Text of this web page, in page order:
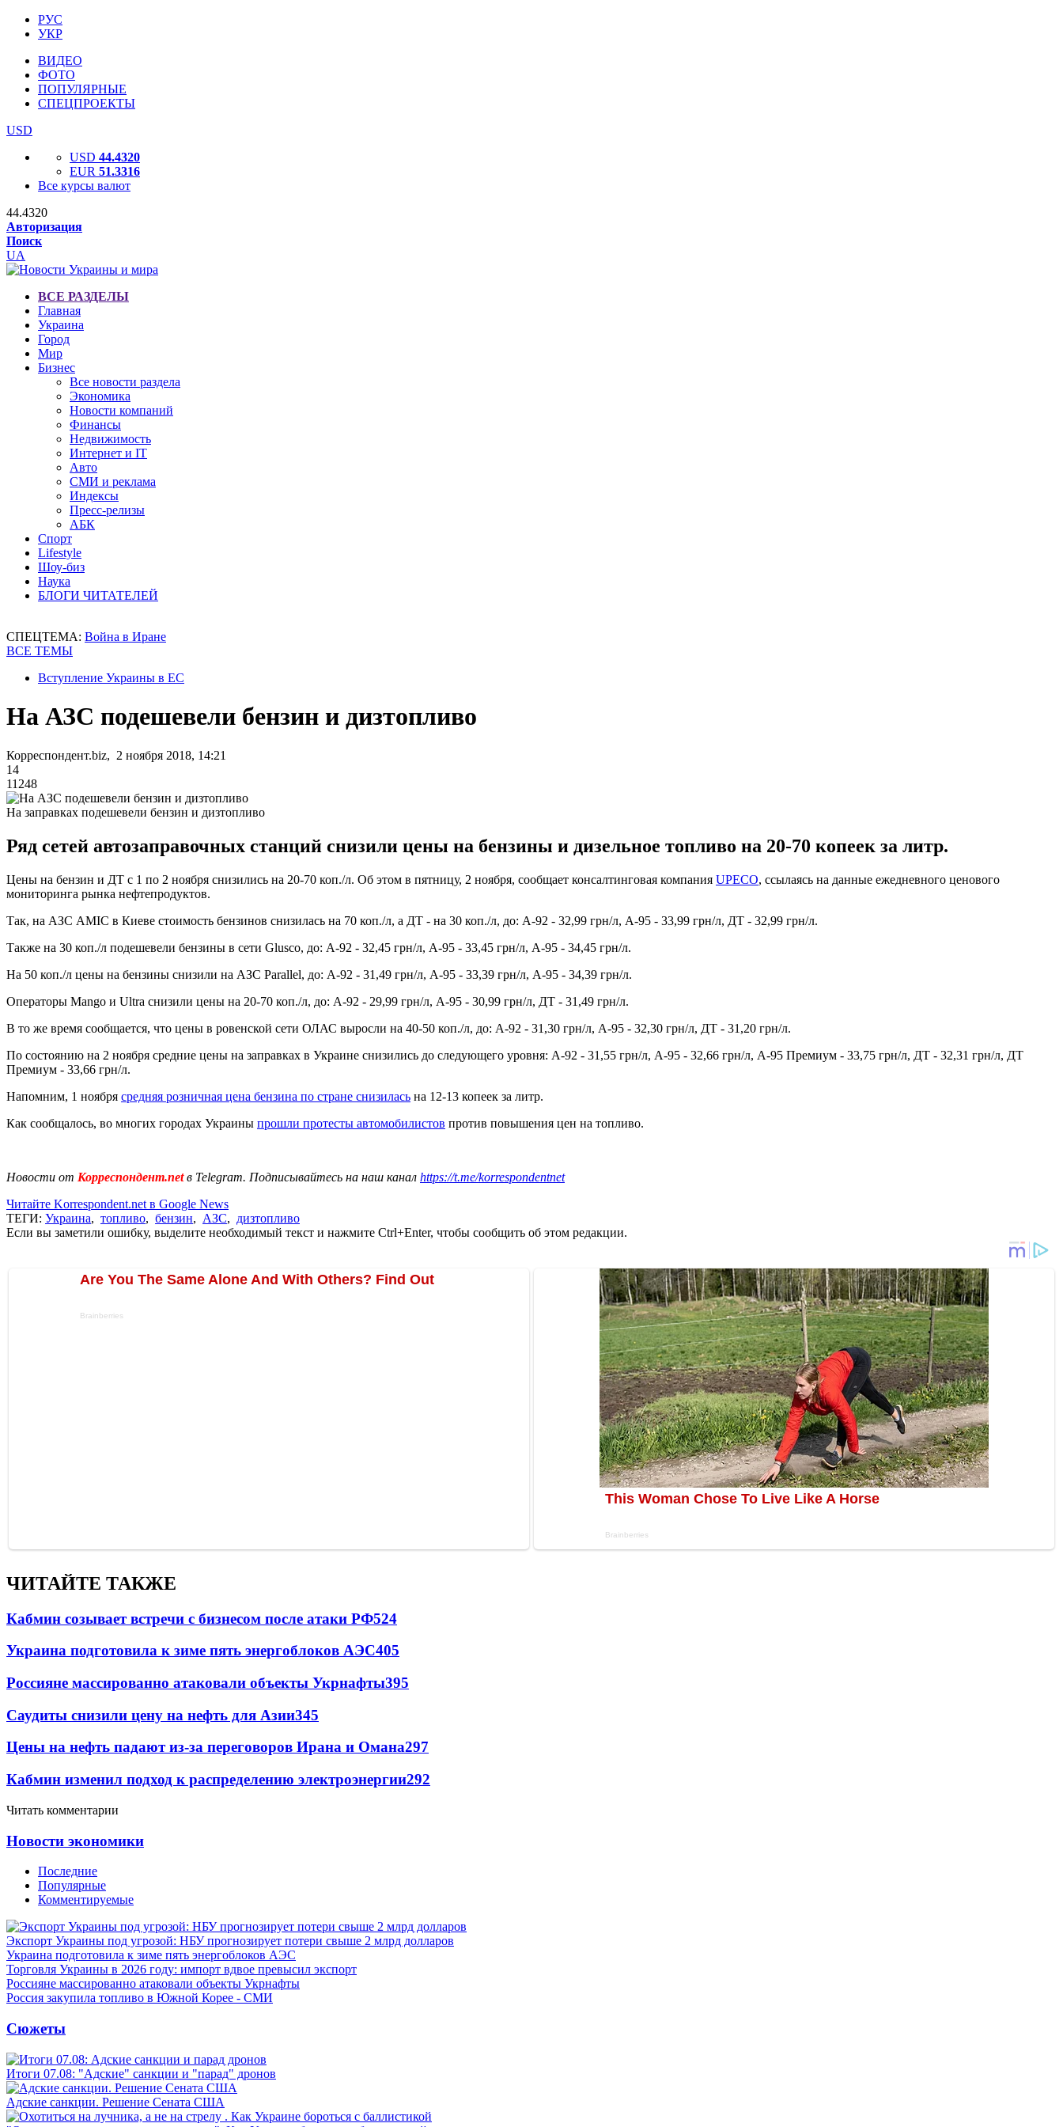
РУС
УКР
ВИДЕО
ФОТО
ПОПУЛЯРНЫЕ
СПЕЦПРОЕКТЫ
USD
USD 44.4320
EUR 51.3316
Все курсы валют
44.4320
Авторизация
Поиск
UA
ВСЕ РАЗДЕЛЫ
Главная
Украина
Город
Мир
Бизнес
Все новости раздела
Экономика
Новости компаний
Финансы
Недвижимость
Интернет и IT
Авто
СМИ и реклама
Индексы
Пресс-релизы
АБК
Спорт
Lifestyle
Шоу-биз
Наука
БЛОГИ ЧИТАТЕЛЕЙ
СПЕЦТЕМА: Война в Иране
ВСЕ ТЕМЫ
Вступление Украины в ЕС
На АЗС подешевели бензин и дизтопливо
Корреспондент.biz, 2 ноября 2018, 14:21
14
11248
На заправках подешевели бензин и дизтопливо
Ряд сетей автозаправочных станций снизили цены на бензины и дизельное топливо на 20-70 копеек за литр.
Цены на бензин и ДТ с 1 по 2 ноября снизились на 20-70 коп./л. Об этом в пятницу, 2 ноября, сообщает консалтинговая компания UPECO, ссылаясь на данные ежедневного ценового
мониторинга рынка нефтепродуктов.
Так, на АЗС AMIC в Киеве стоимость бензинов снизилась на 70 коп./л, а ДТ - на 30 коп./л, до: А-92 - 32,99 грн/л, А-95 - 33,99 грн/л, ДТ - 32,99 грн/л.
Также на 30 коп./л подешевели бензины в сети Glusco, до: А-92 - 32,45 грн/л, А-95 - 33,45 грн/л, А-95 - 34,45 грн/л.
На 50 коп./л цены на бензины снизили на АЗС Parallel, до: А-92 - 31,49 грн/л, А-95 - 33,39 грн/л, А-95 - 34,39 грн/л.
Операторы Mango и Ultra снизили цены на 20-70 коп./л, до: А-92 - 29,99 грн/л, А-95 - 30,99 грн/л, ДТ - 31,49 грн/л.
В то же время сообщается, что цены в ровенской сети ОЛАС выросли на 40-50 коп./л, до: А-92 - 31,30 грн/л, А-95 - 32,30 грн/л, ДТ - 31,20 грн/л.
По состоянию на 2 ноября средние цены на заправках в Украине снизились до следующего уровня: А-92 - 31,55 грн/л, А-95 - 32,66 грн/л, А-95 Премиум - 33,75 грн/л, ДТ - 32,31 грн/л, ДТ
Премиум - 33,66 грн/л.
Напомним, 1 ноября средняя розничная цена бензина по стране снизилась на 12-13 копеек за литр.
Как сообщалось, во многих городах Украины прошли протесты автомобилистов против повышения цен на топливо.
Новости от Корреспондент.netв Telegram. Подписывайтесь на наш канал https://t.me/korrespondentnet
Читайте Korrespondent.net в Google News
ТЕГИ: Украина, топливо, бензин, АЗС, дизтопливо
Если вы заметили ошибку, выделите необходимый текст и нажмите Ctrl+Enter, чтобы сообщить об этом редакции.
ЧИТАЙТЕ ТАКЖЕ
Кабмин созывает встречи с бизнесом после атаки РФ524
Украина подготовила к зиме пять энергоблоков АЭС405
Россияне массированно атаковали объекты Укрнафты395
Саудиты снизили цену на нефть для Азии345
Цены на нефть падают из-за переговоров Ирана и Омана297
Кабмин изменил подход к распределению электроэнергии292
Читать комментарии
Новости экономики
Последние
Популярные
Комментируемые
Экспорт Украины под угрозой: НБУ прогнозирует потери свыше 2 млрд долларов
Украина подготовила к зиме пять энергоблоков АЭС
Торговля Украины в 2026 году: импорт вдвое превысил экспорт
Россияне массированно атаковали объекты Укрнафты
Россия закупила топливо в Южной Корее - СМИ
Сюжеты
Итоги 07.08: "Адские" санкции и "парад" дронов
Адские санкции. Решение Сената США